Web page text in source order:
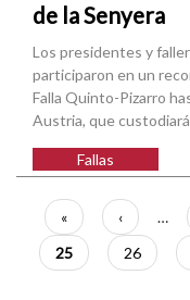
de la Senyera
Los presidentes y
participaron en un
Falla Quinto-Pizarro
Austria, que
Fallas
Paginación
Primera
página
«
Página
anterior
‹ …
Página
actual
25 Página
26